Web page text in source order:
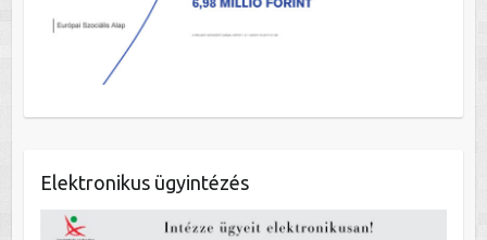
Elektronikus ügyintézés